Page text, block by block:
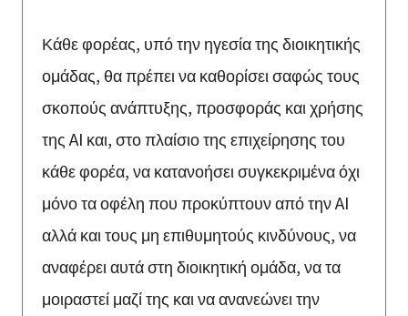
Κάθε φορέας, υπό την ηγεσία της διοικητικής
ομάδας, θα πρέπει να καθορίσει σαφώς τους
σκοπούς ανάπτυξης, προσφοράς και χρήσης
της AI και, στο πλαίσιο της επιχείρησης του
κάθε φορέα, να κατανοήσει συγκεκριμένα όχι
μόνο τα οφέλη που προκύπτουν από την AI
αλλά και τους μη επιθυμητούς κινδύνους, να
αναφέρει αυτά στη διοικητική ομάδα, να τα
μοιραστεί μαζί της και να ανανεώνει την